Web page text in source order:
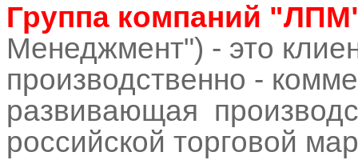
Группа компаний
Менеджмент") - это
производственно -
развивающая
российской торговой